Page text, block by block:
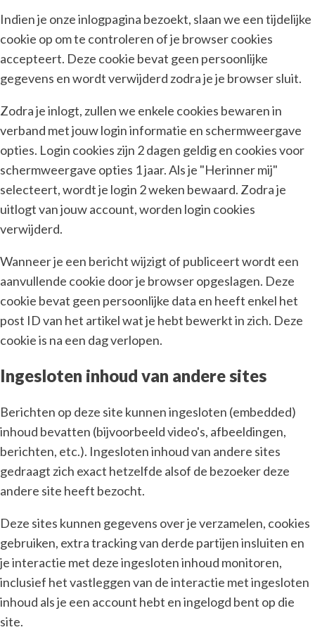
Indien je onze inlogpagina bezoekt, slaan we een tijdelijke
cookie op om te controleren of je browser cookies
accepteert. Deze cookie bevat geen persoonlijke
gegevens en wordt verwijderd zodra je je browser sluit.
Zodra je inlogt, zullen we enkele cookies bewaren in
verband met jouw login informatie en schermweergave
opties. Login cookies zijn 2 dagen geldig en cookies voor
schermweergave opties 1 jaar. Als je "Herinner mij"
selecteert, wordt je login 2 weken bewaard. Zodra je
uitlogt van jouw account, worden login cookies
verwijderd.
Wanneer je een bericht wijzigt of publiceert wordt een
aanvullende cookie door je browser opgeslagen. Deze
cookie bevat geen persoonlijke data en heeft enkel het
post ID van het artikel wat je hebt bewerkt in zich. Deze
cookie is na een dag verlopen.
Ingesloten inhoud van andere sites
Berichten op deze site kunnen ingesloten (embedded)
inhoud bevatten (bijvoorbeeld video's, afbeeldingen,
berichten, etc.). Ingesloten inhoud van andere sites
gedraagt zich exact hetzelfde alsof de bezoeker deze
andere site heeft bezocht.
Deze sites kunnen gegevens over je verzamelen, cookies
gebruiken, extra tracking van derde partijen insluiten en
je interactie met deze ingesloten inhoud monitoren,
inclusief het vastleggen van de interactie met ingesloten
inhoud als je een account hebt en ingelogd bent op die
site.